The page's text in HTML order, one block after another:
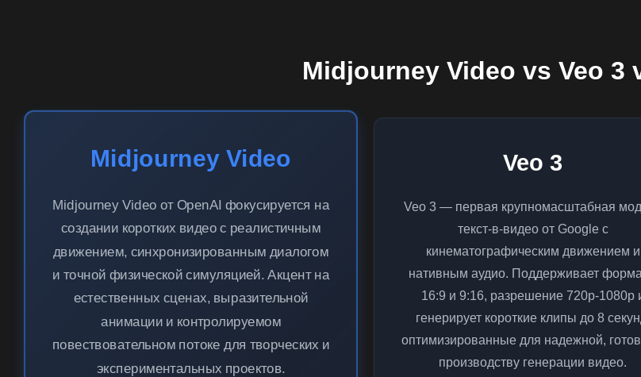
Midjourney Video vs Veo 3
Midjourney Video
Midjourney Video от OpenAI фокусируется на
создании коротких видео с реалистичным
движением, синхронизированным диалогом
и точной физической симуляцией. Акцент на
естественных сценах, выразительной
анимации и контролируемом
повествовательном потоке для творческих и
экспериментальных проектов.
Veo 3
Veo 3 — первая крупномасштабная
текст-в-видео от Google с
кинематографическим движением и
нативным аудио. Поддерживает
16:9 и 9:16, разрешение 720p-1080p
генерирует короткие клипы до 8
оптимизированные для надежной,
производству генерации видео.